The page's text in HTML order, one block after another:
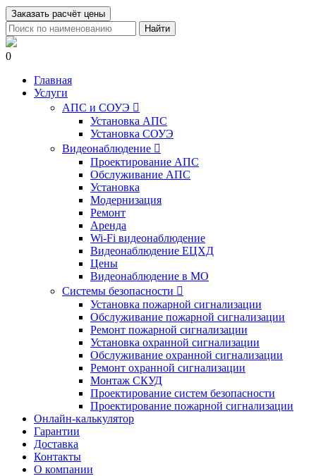
Заказать расчёт цены
Найти
0
Главная
Услуги
АПС и СОУЭ 
Установка АПС
Установка СОУЭ
Видеонаблюдение 
Проектирование АПС
Обслуживание АПС
Установка
Модернизация
Ремонт
Аренда
Wi-Fi видеонаблюдение
Видеонаблюдение ЕЦХД
Цены
Видеонаблюдение в МО
Системы безопасности 
Установка пожарной сигнализации
Обслуживание пожарной сигнализации
Ремонт пожарной сигнализации
Установка охранной сигнализации
Обслуживание охранной сигнализации
Ремонт охранной сигнализации
Монтаж СКУД
Проектирование систем безопасности
Проектирование пожарной сигнализации
Онлайн-калькулятор
Гарантии
Доставка
Контакты
О компании